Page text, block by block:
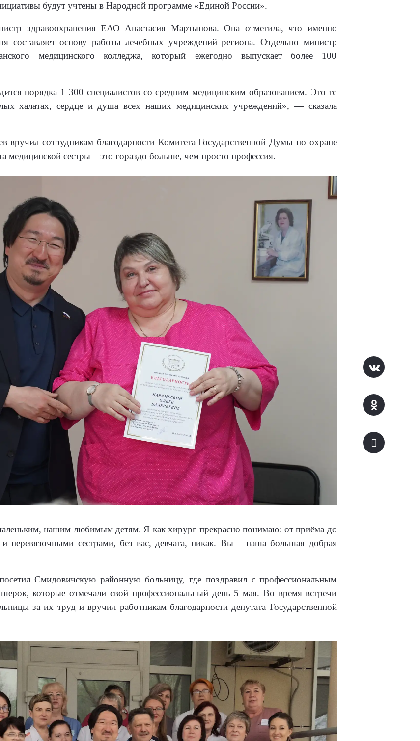
будут учтены в Народной программе «Единой России».
здравоохранения ЕАО Анастасия Мартынова. Она отметила, что именно
составляет основу работы лечебных учреждений региона. Отдельно министр
медицинского колледжа, который ежегодно выпускает более 100
порядка 1 300 специалистов со средним медицинским образованием. Это те
халатах, сердце и душа всех наших медицинских учреждений», — сказала
вручил сотрудникам благодарности Комитета Государственной Думы по охране
медицинской сестры – это гораздо больше, чем просто профессия.
нашим любимым детям. Я как хирург прекрасно понимаю: от приёма до
перевязочными сестрами, без вас, девчата, никак. Вы – наша большая добрая
Смидовичскую районную больницу, где поздравил с профессиональным
которые отмечали свой профессиональный день 5 мая. Во время встречи
за их труд и вручил работникам благодарности депутата Государственной